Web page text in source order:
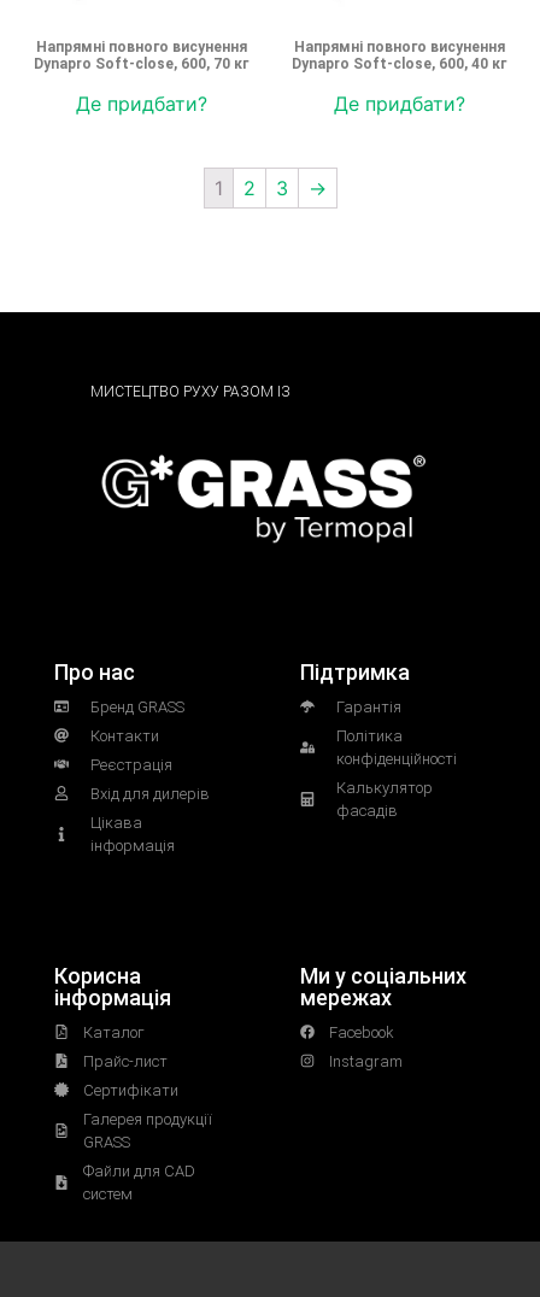
Напрямні повного висунення
Dynapro Soft-close, 600, 70 кг
Де придбати?
Напрямні повного висунення
Dynapro Soft-close, 600, 40 кг
Де придбати?
1 2 3 →
МИСТЕЦТВО РУХУ РАЗОМ ІЗ
Про нас
Бренд GRASS
Контакти
Реєстрація
Вхід для дилерів
Цікава
інформація
Підтримка
Гарантія
Політика
конфіденційності
Калькулятор
фасадів
Корисна
інформація
Каталог
Прайс-лист
Сертифікати
Галерея продукції
GRASS
Файли для CAD
систем
Ми у соціальних
мережах
Facebook
Instagram